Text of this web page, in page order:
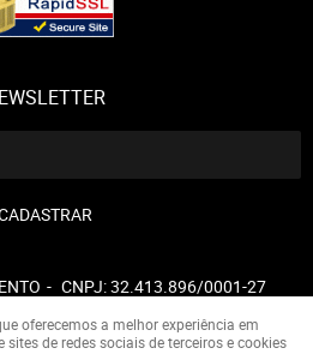
CNPJ: 32.413.896/0001-27
oferecemos a melhor experiência em
de redes sociais de terceiros e cookies